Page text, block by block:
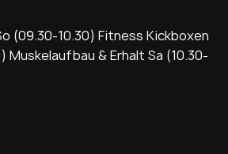
(09.30-10.30) Fitness Kickboxen
Muskelaufbau & Erhalt Sa (10.30-